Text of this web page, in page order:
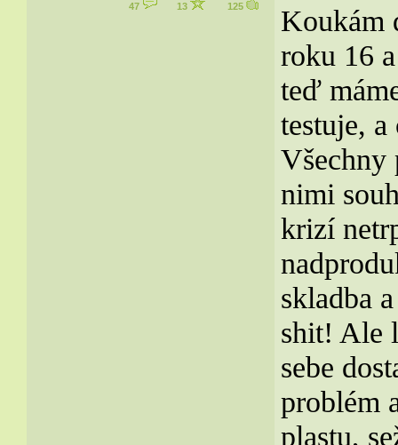
47
13 125
Koukám
roku 16
teď
testuje,
Všechny
nimi
krizí
skladba
shit! Ale
sebe
problém
plastu,